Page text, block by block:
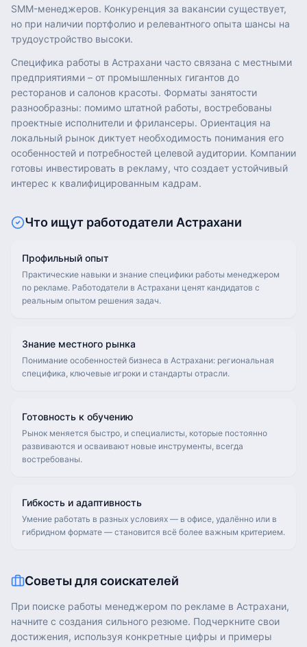
SMM-менеджеров. Конкуренция за вакансии существует,
но при наличии портфолио и релевантного опыта шансы на
трудоустройство высоки.
Специфика работы в Астрахани часто связана с местными
предприятиями – от промышленных гигантов до
ресторанов и салонов красоты. Форматы занятости
разнообразны: помимо штатной работы, востребованы
проектные исполнители и фрилансеры. Ориентация на
локальный рынок диктует необходимость понимания его
особенностей и потребностей целевой аудитории. Компании
готовы инвестировать в рекламу, что создает устойчивый
интерес к квалифицированным кадрам.
Что ищут работодатели Астрахани
Профильный опыт
Практические навыки и знание специфики работы менеджером
по рекламе. Работодатели в Астрахани ценят кандидатов с
реальным опытом решения задач.
Знание местного рынка
Понимание особенностей бизнеса в Астрахани: региональная
специфика, ключевые игроки и стандарты отрасли.
Готовность к обучению
Рынок меняется быстро, и специалисты, которые постоянно
развиваются и осваивают новые инструменты, всегда
востребованы.
Гибкость и адаптивность
Умение работать в разных условиях — в офисе, удалённо или в
гибридном формате — становится всё более важным критерием.
Советы для соискателей
При поиске работы менеджером по рекламе в Астрахани,
начните с создания сильного резюме. Подчеркните свои
достижения, используя конкретные цифры и примеры